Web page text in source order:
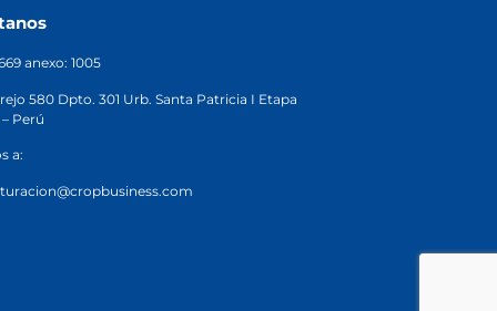
anexo: 1005
580 Dpto. 301 Urb. Santa Patricia I Etapa
Perú
a: